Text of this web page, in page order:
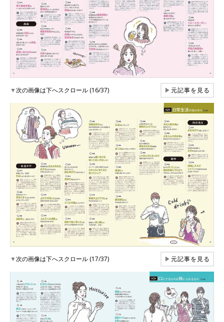
▼次の画像は下へスクロール (16/37) ▶元記事を見る
▼次の画像は下へスクロール (17/37) ▶元記事を見る